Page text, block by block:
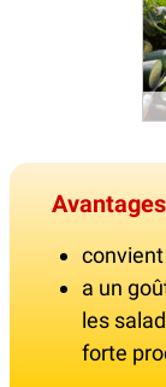
Avantages
a un
les
forte